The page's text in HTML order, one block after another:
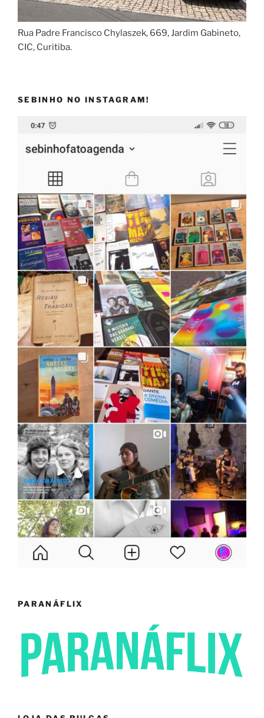
Rua Padre Francisco Chylaszek, 669, Jardim Gabineto,
CIC, Curitiba.
SEBINHO NO INSTAGRAM!
PARANÁFLIX